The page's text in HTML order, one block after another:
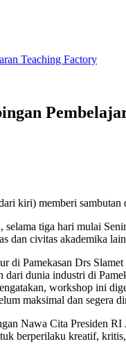
Teaching Factory
kiri) memberi sambutan
tiga hari mulai
dan civitas akademika
di Pamekasan Drs
dunia industri di
workshop ini
maksimal dan segera
Nawa Cita Presiden
berperilaku kreatif,